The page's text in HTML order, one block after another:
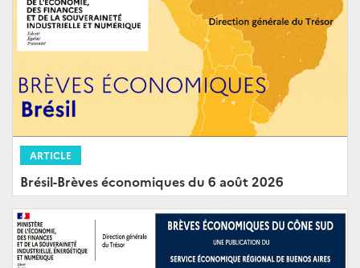
ARTICLE
Brésil-Brèves économiques du 6 août 2026